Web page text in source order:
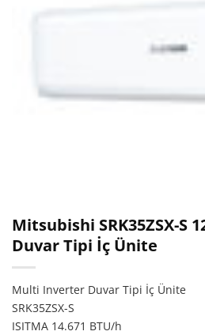
Mitsubishi SRK35ZSX-S
Duvar Tipi İç Ünite
Multi Inverter Duvar Tipi İç Ünite
SRK35ZSX-S
ISITMA 14.671 BTU/h